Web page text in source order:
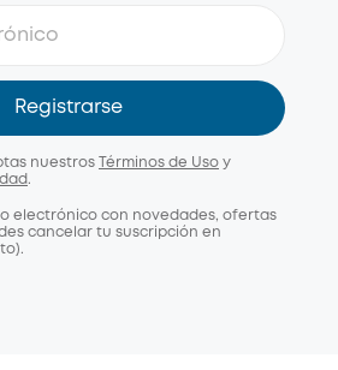
Registrarse
nuestros Términos de Uso y
.
electrónico con novedades, ofertas
cancelar tu suscripción en